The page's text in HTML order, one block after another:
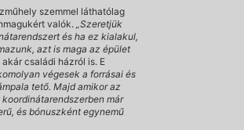
szemmel láthatólag
valók. „Szeretjük
és ha ez kialakul,
azt is maga az épület
családi házról is. E
végesek a forrásai és
tető. Majd amikor az
már
és bónuszként egynemű